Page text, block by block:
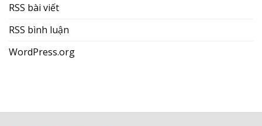
RSS bài viết
RSS bình luận
WordPress.org